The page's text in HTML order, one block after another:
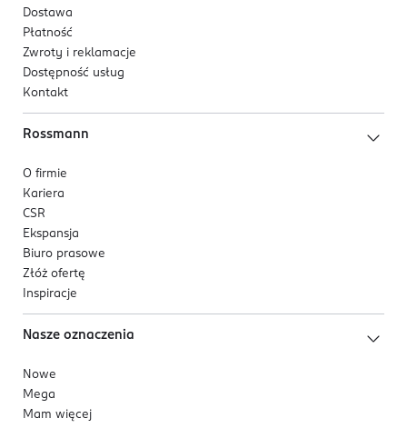
Dostawa
Płatność
Zwroty i reklamacje
Dostępność usług
Kontakt
Rossmann
O firmie
Kariera
CSR
Ekspansja
Biuro prasowe
Złóż ofertę
Inspiracje
Nasze oznaczenia
Nowe
Mega
Mam więcej